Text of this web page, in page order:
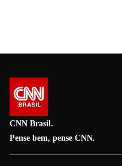
CNN Brasil.
Pense bem, pense CNN.